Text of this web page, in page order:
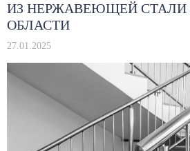
ИЗ НЕРЖАВЕЮЩЕЙ СТАЛИ
ОБЛАСТИ
27.01.2025